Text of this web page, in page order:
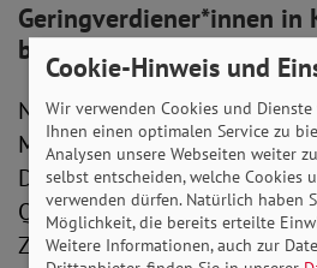
Geringverdiener*innen in
belastet
Nach Maßgabe der EU-
Mindestlöhne 60 Prozent des
Durchschnittsentgeltes
Quote von 48 Prozent ist
Zielmarke weit entfernt. Der
Cookie-Hinweis und
Wir verwenden Cookies und
Ihnen einen optimalen Service zu
Analysen unsere Webseiten weiter
selbst entscheiden, welche Cookies
verwenden dürfen. Natürlich haben
Möglichkeit, die bereits erteilte
Weitere Informationen, auch zur